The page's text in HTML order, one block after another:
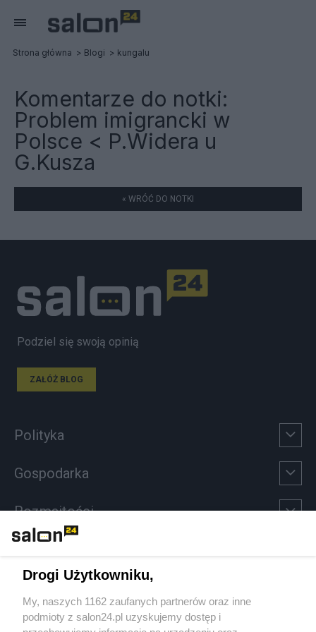
Strona główna Blogi kungalu
Komentarze do notki:
Problem imigrancki w
Polsce < P.Widera u
G.Kusza
« WRÓĆ DO NOTKI
Podziel się swoją opinią
ZAŁÓŻ BLOG
Polityka
Gospodarka
Rozmaitości
Sport
Społeczeństwo
Drogi Użytkowniku,
My, naszych 1162 zaufanych partnerów oraz inne
podmioty z salon24.pl uzyskujemy dostęp i